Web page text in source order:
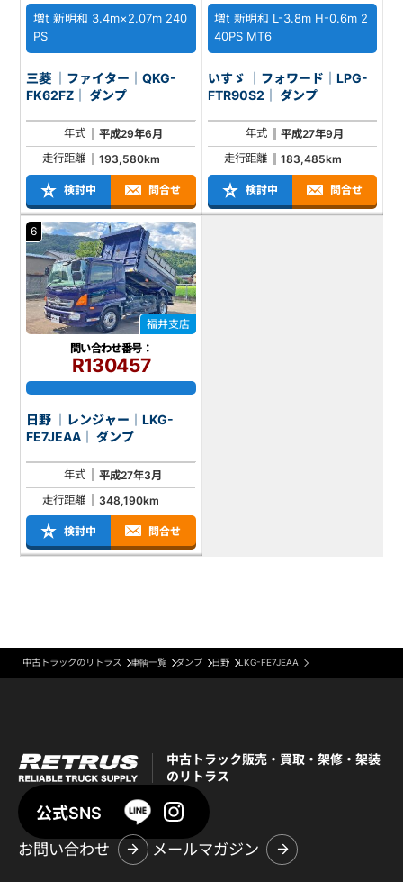
増t 新明和 3.4m×2.07m 240
PS
三菱 ｜ファイター｜QKG-
FK62FZ｜ ダンプ
年式
平成29年6月
走行距離
193,580km
検討中 問合せ
増t 新明和 L-3.8m H-0.6m 2
40PS MT6
いすゞ ｜フォワード｜LPG-
FTR90S2｜ ダンプ
年式
平成27年9月
走行距離
183,485km
検討中 問合せ
6
福井支店
問い合わせ番号：
R130457
日野 ｜レンジャー｜LKG-
FE7JEAA｜ ダンプ
年式
平成27年3月
走行距離
348,190km
検討中 問合せ
中古トラックのリトラス 車輌一覧 ダンプ 日野 LKG-FE7JEAA
中古トラック販売・買取・架修・架装
のリトラス
公式SNS
お問い合わせ
メールマガジン